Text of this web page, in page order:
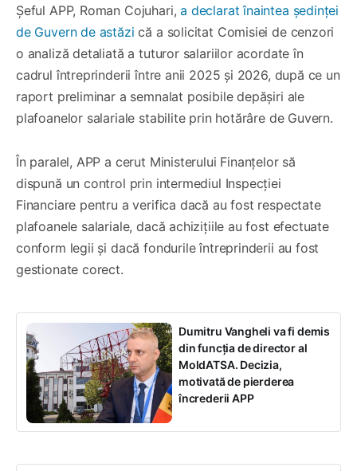
Șeful APP, Roman Cojuhari,a declarat înaintea ședinței
de Guvern de astăzi că a solicitat Comisiei de cenzori
o analiză detaliată a tuturor salariilor acordate în
cadrul întreprinderii între anii 2025 și 2026, după ce un
raport preliminar a semnalat posibile depășiri ale
plafoanelor salariale stabilite prin hotărâre de Guvern.
În paralel, APP a cerut Ministerului Finanțelor să
dispună un control prin intermediul Inspecției
Financiare pentru a verifica dacă au fost respectate
plafoanele salariale, dacă achizițiile au fost efectuate
conform legii și dacă fondurile întreprinderii au fost
gestionate corect.
Dumitru Vangheli va fi demis
din funcția de director al
MoldATSA. Decizia,
motivată de pierderea
încrederii APP